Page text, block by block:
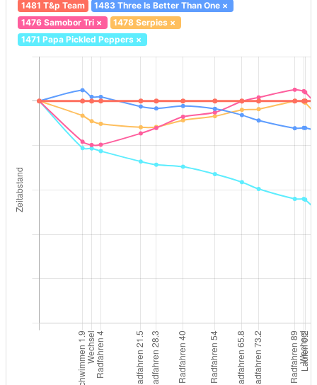
1481 T&p Team 1483 Three Is Better Than One ×
1476 Samobor Tri× 1478 Serpies ×
1471 Papa Pickled Peppers×